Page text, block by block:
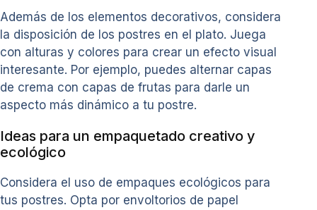
Además de los elementos decorativos, considera
la disposición de los postres en el plato. Juega
con alturas y colores para crear un efecto visual
interesante. Por ejemplo, puedes alternar capas
de crema con capas de frutas para darle un
aspecto más dinámico a tu postre.
Ideas para un empaquetado creativo y
ecológico
Considera el uso de empaques ecológicos para
tus postres. Opta por envoltorios de papel